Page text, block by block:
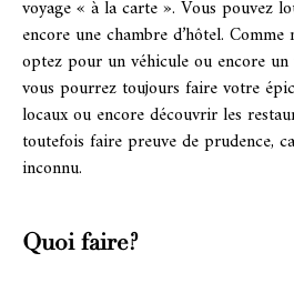
voyage « à la carte ». Vous pouvez
encore une chambre d’hôtel.
optez pour un véhicule ou encore
vous pourrez toujours faire votre
locaux ou encore découvrir les
toutefois faire preuve de prudence,
inconnu.
Quoi faire?